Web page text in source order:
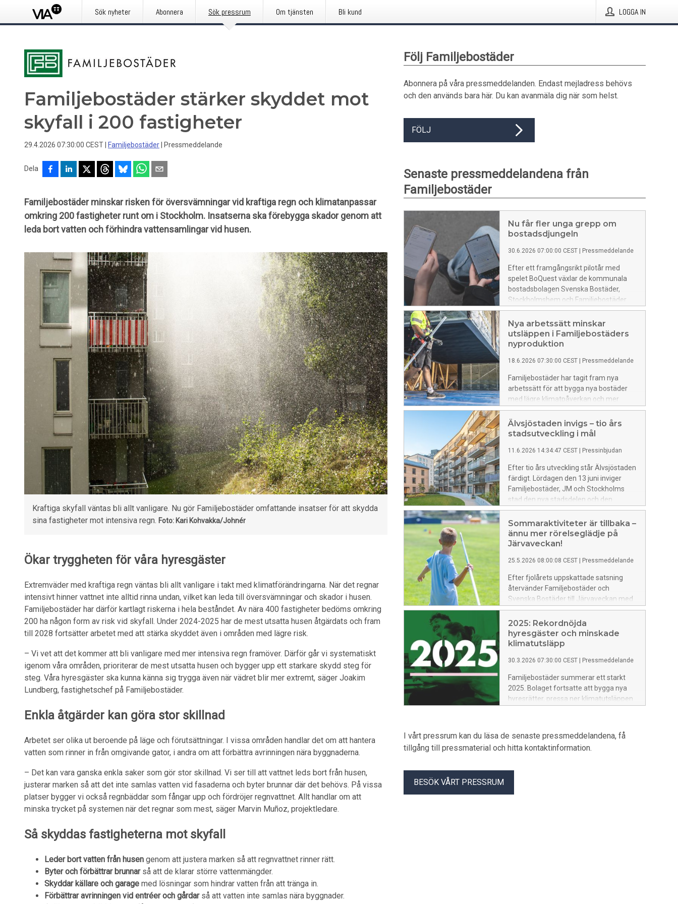
Sök nyheter Abonnera Sök pressrum Om tjänsten Bli kund LOGGA IN
Familjebostäder stärker skyddet mot
skyfall i 200 fastigheter
29.4.2026 07:30:00 CEST Familjebostäder Pressmeddelande
Dela
Familjebostäder minskar risken för översvämningar vid kraftiga regn och klimatanpassar
omkring 200 fastigheter runt om i Stockholm. Insatserna ska förebygga skador genom att
leda bort vatten och förhindra vattensamlingar vid husen.
Kraftiga skyfall väntas bli allt vanligare. Nu gör Familjebostäder omfattande insatser för att skydda
sina fastigheter mot intensiva regn. Foto: Kari Kohvakka/Johnér
Ökar tryggheten för våra hyresgäster
Extremväder med kraftiga regn väntas bli allt vanligare i takt med klimatförändringarna. När det regnar
intensivt hinner vattnet inte alltid rinna undan, vilket kan leda till översvämningar och skador i husen.
Familjebostäder har därför kartlagt riskerna i hela beståndet. Av nära 400 fastigheter bedöms omkring
200 ha någon form av risk vid skyfall. Under 2024-2025 har de mest utsatta husen åtgärdats och fram
till 2028 fortsätter arbetet med att stärka skyddet även i områden med lägre risk.
– Vi vet att det kommer att bli vanligare med mer intensiva regn framöver. Därför går vi systematiskt
igenom våra områden, prioriterar de mest utsatta husen och bygger upp ett starkare skydd steg för
steg. Våra hyresgäster ska kunna känna sig trygga även när vädret blir mer extremt, säger Joakim
Lundberg, fastighetschef på Familjebostäder.
Enkla åtgärder kan göra stor skillnad
Arbetet ser olika ut beroende på läge och förutsättningar. I vissa områden handlar det om att hantera
vatten som rinner in från omgivande gator, i andra om att förbättra avrinningen nära byggnaderna.
– Det kan vara ganska enkla saker som gör stor skillnad. Vi ser till att vattnet leds bort från husen,
justerar marken så att det inte samlas vatten vid fasaderna och byter brunnar där det behövs. På vissa
platser bygger vi också regnbäddar som fångar upp och fördröjer regnvattnet. Allt handlar om att
minska trycket på systemen när det regnar som mest, säger Marvin Muñoz, projektledare.
Så skyddas fastigheterna mot skyfall
Leder bort vatten från husen genom att justera marken så att regnvattnet rinner rätt.
Byter och förbättrar brunnarså att de klarar större vattenmängder.
Skyddar källare och garage med lösningar som hindrar vatten från att tränga in.
Förbättrar avrinningen vid entréer och gårdarså att vatten inte samlas nära byggnader.
Följ Familjebostäder
Abonnera på våra pressmeddelanden. Endast mejladress behövs
och den används bara här. Du kan avanmäla dig när som helst.
FÖLJ
Senaste pressmeddelandena från
Familjebostäder
Nu får fler unga grepp om
bostadsdjungeln
30.6.2026 07:00:00 CEST Pressmeddelande
Efter ett framgångsrikt pilotår med
spelet BoQuest växlar de kommunala
bostadsbolagen Svenska Bostäder,
Stockholmshem och Familjebostäder
upp arbetet. Under sommaren 2026
kommer ferieungdomar i alla tre
bolagen att genomföra spelet, för att
stärka deras kunskap och förenkla
Nya arbetssätt minskar
utsläppen i Familjebostäders
nyproduktion
18.6.2026 07:30:00 CEST Pressmeddelande
Familjebostäder har tagit fram nya
arbetssätt för att bygga nya bostäder
med lägre klimatpåverkan och mer
cirkulär resursanvändning. Nu börjar de
nya rutinerna användas i bolagets
byggprojekt.
Älvsjöstaden invigs – tio års
stadsutveckling i mål
11.6.2026 14:34:47 CEST Pressinbjudan
Efter tio års utveckling står Älvsjöstaden
färdigt. Lördagen den 13 juni inviger
Familjebostäder, JM och Stockholms
stad den nya stadsdelen och den
nyöppnade parken Ekbacken.
Sommaraktiviteter är tillbaka –
ännu mer rörelseglädje på
Järvaveckan!
25.5.2026 08:00:08 CEST Pressmeddelande
Efter fjolårets uppskattade satsning
återvänder Familjebostäder och
Svenska Bostäder till Järvaveckan med
sitt populära aktivitetskoncept:
Sommaraktiviteter. I år med ännu mer
fokus på rörelse, gemenskap och
sommarglädje för barn och unga.
2025: Rekordnöjda
hyresgäster och minskade
klimatutsläpp
30.3.2026 07:30:00 CEST Pressmeddelande
Familjebostäder summerar ett starkt
2025. Bolaget fortsatte att bygga nya
hyresrätter, pressa ner klimatutsläppen
I vårt pressrum kan du läsa de senaste pressmeddelandena, få
tillgång till pressmaterial och hitta kontaktinformation.
BESÖK VÅRT PRESSRUM